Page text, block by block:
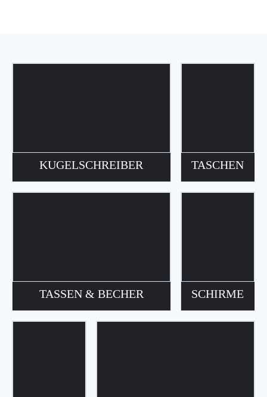
KUGELSCHREIBER TASCHEN
TASSEN & BECHER SCHIRME